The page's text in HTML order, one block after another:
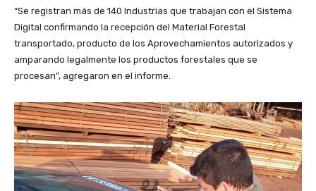
“Se registran más de 140 Industrias que trabajan con el Sistema
Digital confirmando la recepción del Material Forestal
transportado, producto de los Aprovechamientos autorizados y
amparando legalmente los productos forestales que se
procesan”, agregaron en el informe.